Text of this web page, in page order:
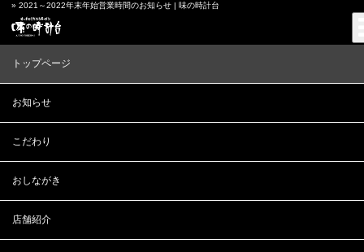
» 2021～2022年末年始営業時間のお知らせ | 味の時計台
トップページ
お知らせ
こだわり
おしながき
店舗紹介
2021年12月14日
2021～2022年末年始営業時間のお知らせ
日ごろのご愛顧誠にありがとうございます。
誠に勝手ながら、年末年始休業日を下記のとおりとさせていただきます。
本年度の営業は2021年12月30日(木)までとさせていただきます。
す。
以下より、直営店、FC店舗営業時間をご確認できます。